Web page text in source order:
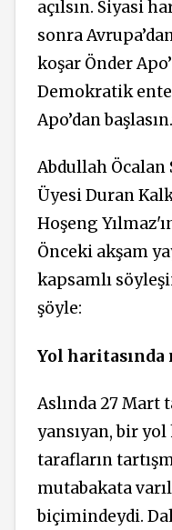
açılsın. Siyasi
sonra
koşar Önder
Demokratik
Apo’dan
Abdullah
Üyesi Duran
Hoşeng
Önceki akşam
kapsamlı
şöyle:
Yol haritasında
Aslında 27 Mart
yansıyan, bir yol
tarafların
mutabakata
biçimindeydi.